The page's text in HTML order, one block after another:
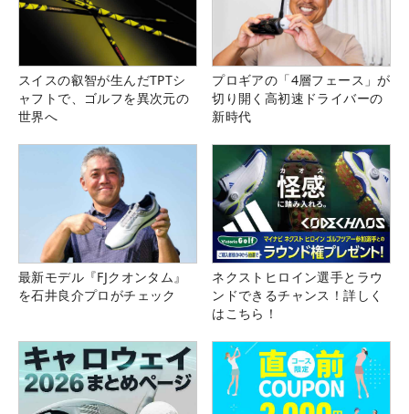
スイスの叡智が生んだTPTシ
ャフトで、ゴルフを異次元の
世界へ
プロギアの「4層フェース」が
切り開く高初速ドライバーの
新時代
最新モデル『FJクオンタム』
を石井良介プロがチェック
ネクストヒロイン選手とラウ
ンドできるチャンス！詳しく
はこちら！